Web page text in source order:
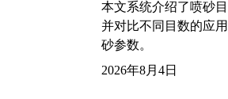
本文系统介绍了喷砂
并对比不同目数的应
砂参数。
2026年8月4日